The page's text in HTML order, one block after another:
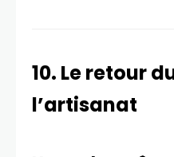
10. Le retour
l’artisanat